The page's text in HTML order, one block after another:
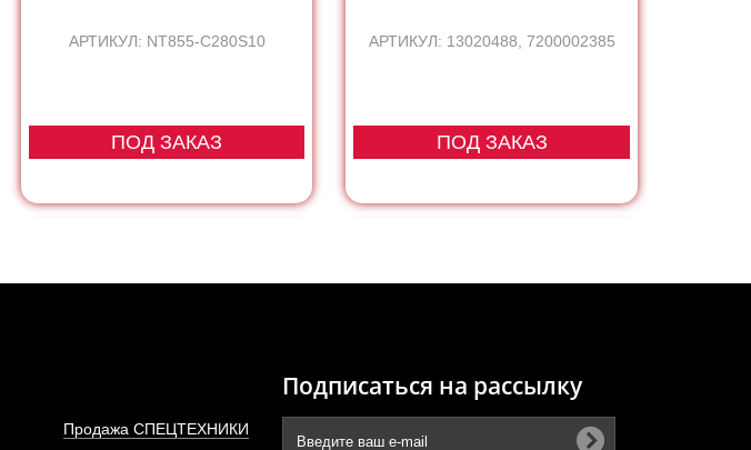
АРТИКУЛ: NT855-C280S10
ПОД ЗАКАЗ
АРТИКУЛ: 13020488, 7200002385
ПОД ЗАКАЗ
Продажа СПЕЦТЕХНИКИ
Подписаться на рассылку